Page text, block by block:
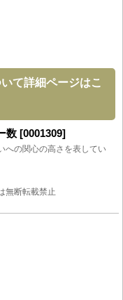
て詳細ページはこ
数 [0001309]
への関心の高さを表してい
無断転載禁止